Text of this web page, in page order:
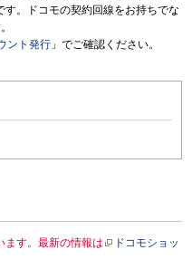
。ドコモの契約回線をお持ちでな
ント発行 」でご確認ください。
ます。最新の情報は
ドコモショッ